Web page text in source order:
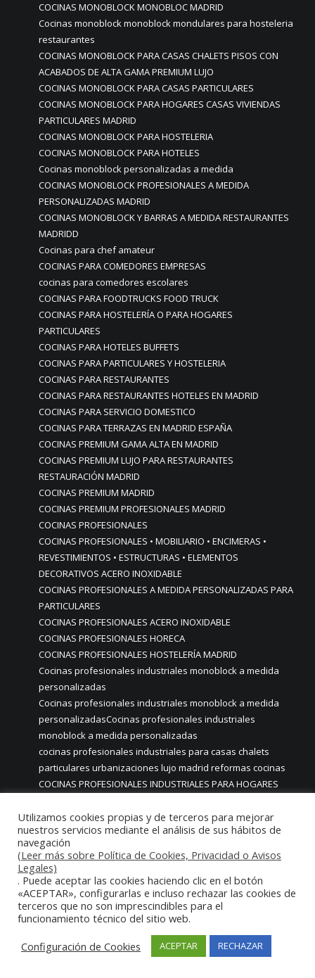
COCINAS MONOBLOCK MONOBLOC MADRID
Cocinas monoblock monoblock mondulares para hosteleria
restaurantes
COCINAS MONOBLOCK PARA CASAS CHALETS PISOS CON
ACABADOS DE ALTA GAMA PREMIUM LUJO
COCINAS MONOBLOCK PARA CASAS PARTICULARES
COCINAS MONOBLOCK PARA HOGARES CASAS VIVIENDAS
PARTICULARES MADRID
COCINAS MONOBLOCK PARA HOSTELERIA
COCINAS MONOBLOCK PARA HOTELES
Cocinas monoblock personalizadas a medida
COCINAS MONOBLOCK PROFESIONALES A MEDIDA
PERSONALIZADAS MADRID
COCINAS MONOBLOCK Y BARRAS A MEDIDA RESTAURANTES
MADRIDD
Cocinas para chef amateur
COCINAS PARA COMEDORES EMPRESAS
cocinas para comedores escolares
COCINAS PARA FOODTRUCKS FOOD TRUCK
COCINAS PARA HOSTELERÍA O PARA HOGARES
PARTICULARES
COCINAS PARA HOTELES BUFFETS
COCINAS PARA PARTICULARES Y HOSTELERIA
COCINAS PARA RESTAURANTES
COCINAS PARA RESTAURANTES HOTELES EN MADRID
COCINAS PARA SERVICIO DOMESTICO
COCINAS PARA TERRAZAS EN MADRID ESPAÑA
COCINAS PREMIUM GAMA ALTA EN MADRID
COCINAS PREMIUM LUJO PARA RESTAURANTES
RESTAURACIÓN MADRID
COCINAS PREMIUM MADRID
COCINAS PREMIUM PROFESIONALES MADRID
COCINAS PROFESIONALES
COCINAS PROFESIONALES • MOBILIARIO • ENCIMERAS •
REVESTIMIENTOS • ESTRUCTURAS • ELEMENTOS
DECORATIVOS ACERO INOXIDABLE
COCINAS PROFESIONALES A MEDIDA PERSONALIZADAS PARA
PARTICULARES
COCINAS PROFESIONALES ACERO INOXIDABLE
COCINAS PROFESIONALES HORECA
COCINAS PROFESIONALES HOSTELERÍA MADRID
Cocinas profesionales industriales monoblock a medida
personalizadas
Cocinas profesionales industriales monoblock a medida
personalizadasCocinas profesionales industriales
monoblock a medida personalizadas
cocinas profesionales industriales para casas chalets
particulares urbanizaciones lujo madrid reformas cocinas
COCINAS PROFESIONALES INDUSTRIALES PARA HOGARES
COCINAS PROFESIONALES INDUSTRIALES PARA USO EN
HOGARES CHALETS URBANIZACIONES LUJO MADRID
COCINAS PROFESIONALES INDUSTRIALES PERSONALIZADAS
PARA HOSTELERIA
COCINAS PROFESIONALES INTEGRALES MADRID
COCINAS PROFESIONALES MADRID
Cocinas Profesionales Monoblock Industriales
COCINAS PROFESIONALES PARA PARTICULARES PERSONAS
Utilizamos cookies propias y de terceros para mejorar
nuestros servicios mediante el análisis de sus hábitos de
navegación
(Leer más sobre Política de Cookies, Privacidad o Avisos
Legales)
. Puede aceptar las cookies haciendo clic en el botón
«ACEPTAR», configurarlas e incluso rechazar las cookies de
terceros que no son imprescindibles para el
funcionamiento técnico del sitio web.
Configuración de Cookies
ACEPTAR RECHAZAR